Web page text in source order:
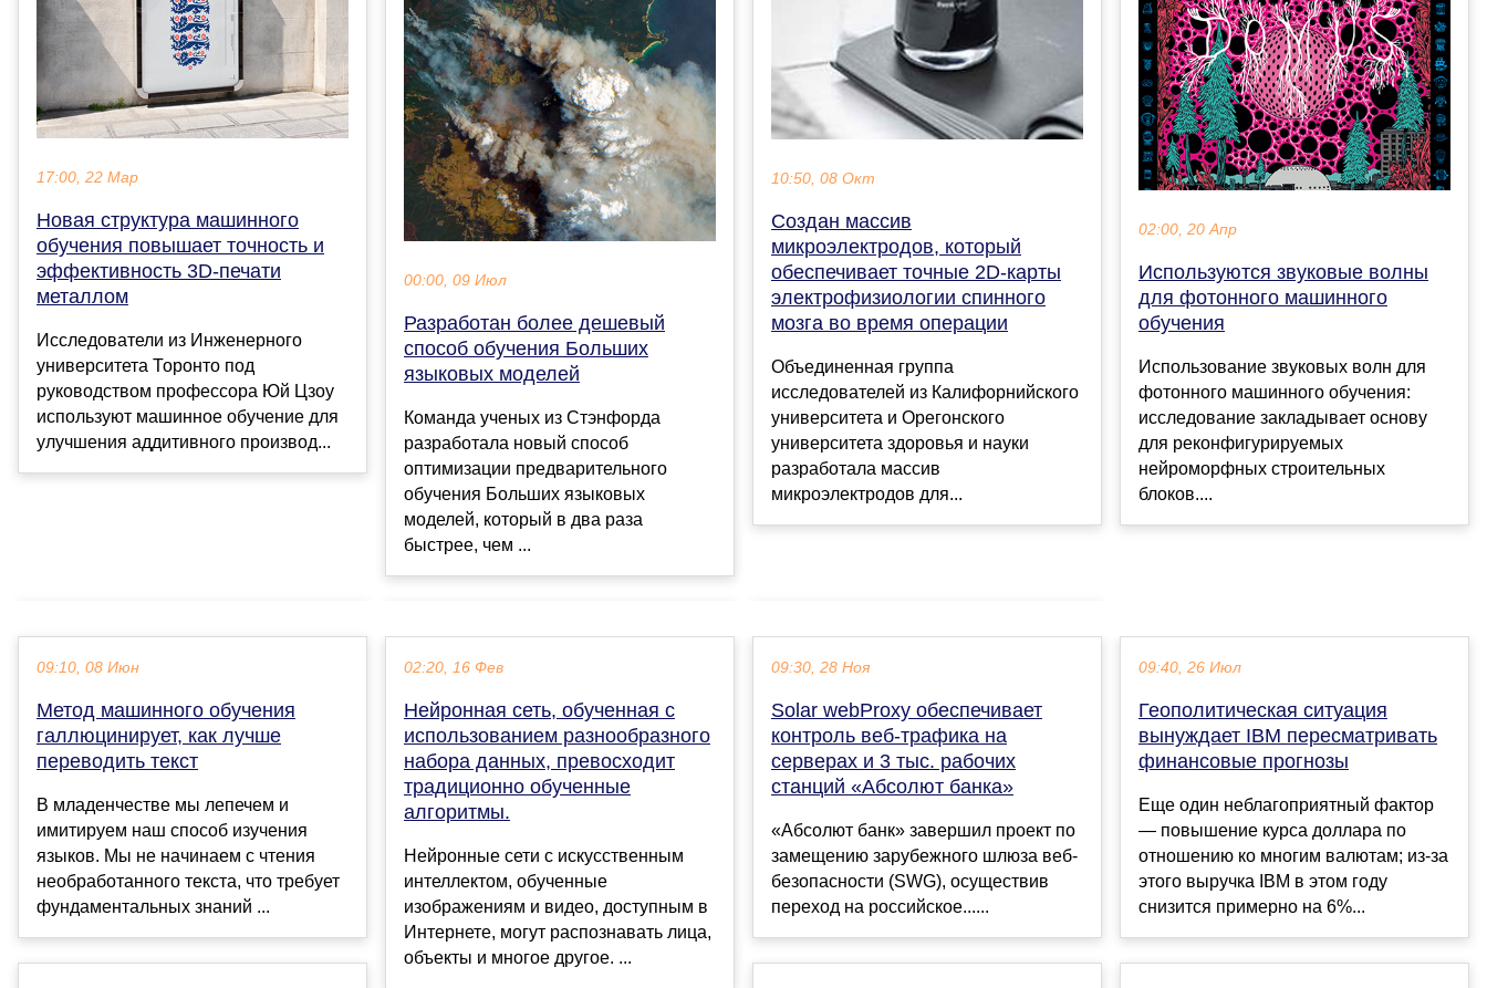
17:00, 22 Мар
Новая структура машинного
обучения повышает точность и
эффективность 3D-печати
металлом
Исследователи из Инженерного
университета Торонто под
руководством профессора Юй Цзоу
используют машинное обучение для
улучшения аддитивного производ...
00:00, 09 Июл
Разработан более дешевый
способ обучения Больших
языковых моделей
Команда ученых из Стэнфорда
разработала новый способ
оптимизации предварительного
обучения Больших языковых
моделей, который в два раза
быстрее, чем ...
10:50, 08 Окт
Создан массив
микроэлектродов, который
обеспечивает точные 2D-карты
электрофизиологии спинного
мозга во время операции
Объединенная группа
исследователей из Калифорнийского
университета и Орегонского
университета здоровья и науки
разработала массив
микроэлектродов для...
02:00, 20 Апр
Используются звуковые волны
для фотонного машинного
обучения
Использование звуковых волн для
фотонного машинного обучения:
исследование закладывает основу
для реконфигурируемых
нейроморфных строительных
блоков....
09:10, 08 Июн
Метод машинного обучения
галлюцинирует, как лучше
переводить текст
В младенчестве мы лепечем и
имитируем наш способ изучения
языков. Мы не начинаем с чтения
необработанного текста, что требует
фундаментальных знаний ...
02:20, 16 Фев
Нейронная сеть, обученная с
использованием разнообразного
набора данных, превосходит
традиционно обученные
алгоритмы.
Нейронные сети с искусственным
интеллектом, обученные
изображениям и видео, доступным в
Интернете, могут распознавать лица,
объекты и многое другое. ...
09:30, 28 Ноя
Solar webProxy обеспечивает
контроль веб-трафика на
серверах и 3 тыс. рабочих
станций «Абсолют банка»
«Абсолют банк» завершил проект по
замещению зарубежного шлюза веб-
безопасности (SWG), осуществив
переход на российское......
09:40, 26 Июл
Геополитическая ситуация
вынуждает IBM пересматривать
финансовые прогнозы
Еще один неблагоприятный фактор
— повышение курса доллара по
отношению ко многим валютам; из-за
этого выручка IBM в этом году
снизится примерно на 6%...